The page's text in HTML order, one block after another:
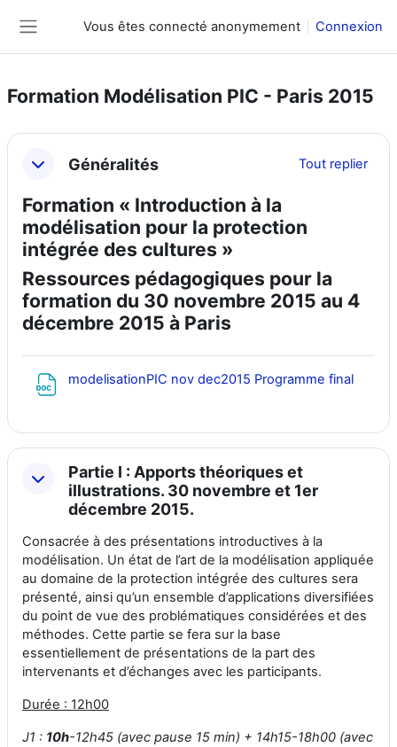
Vous êtes connecté anonymement Connexion
Formation Modélisation PIC - Paris 2015
Résumé de section
Généralités Tout replier
Formation « Introduction à la
modélisation pour la protection
intégrée des cultures »
Ressources pédagogiques pour la
formation du 30 novembre 2015 au 4
décembre 2015 à Paris
modelisationPIC nov dec2015 Programme finalFichier
Partie I : Apports théoriques et
illustrations. 30 novembre et 1er
décembre 2015.
Consacrée à des présentations introductives à la
modélisation. Un état de l’art de la modélisation appliquée
au domaine de la protection intégrée des cultures sera
présenté, ainsi qu’un ensemble d’applications diversifiées
du point de vue des problématiques considérées et des
méthodes. Cette partie se fera sur la base
essentiellement de présentations de la part des
intervenants et d’échanges avec les participants.
Durée : 12h00
J1 : 10h-12h45 (avec pause 15 min) + 14h15-18h00 (avec